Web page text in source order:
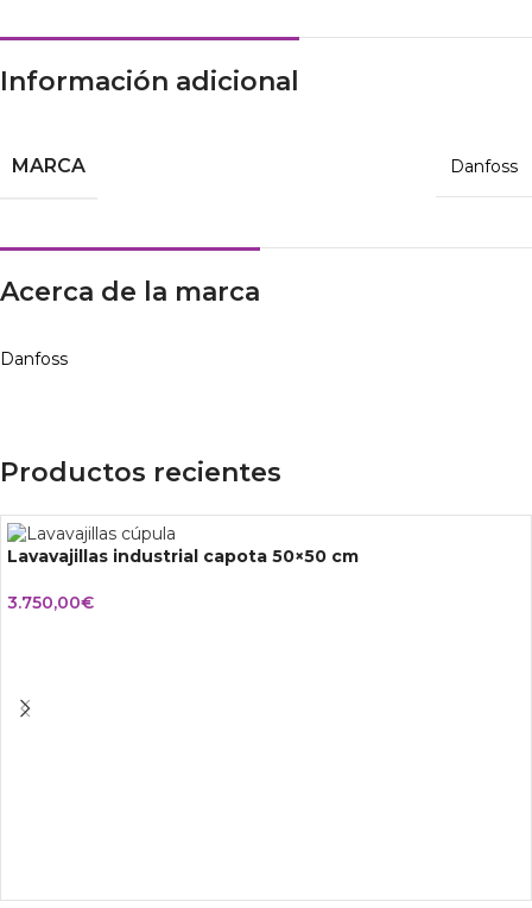
Información adicional
MARCA Danfoss
Acerca de la marca
Danfoss
Productos recientes
Lavavajillas industrial capota 50×50 cm
3.750,00€